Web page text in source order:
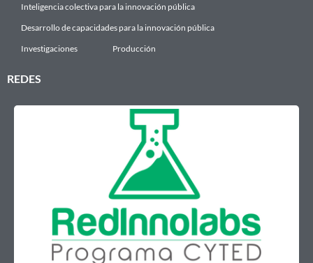
Inteligencia colectiva para la innovación pública
Desarrollo de capacidades para la innovación pública
Investigaciones
Producción
REDES